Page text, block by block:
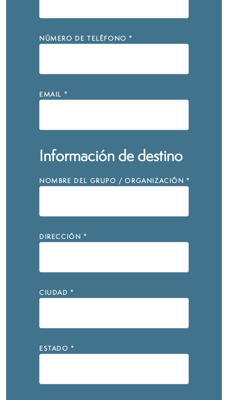
NÚMERO DE TELÉFONO *
EMAIL *
Información de destino
NOMBRE DEL GRUPO / ORGANIZACIÓN *
DIRECCIÓN *
CIUDAD *
ESTADO *